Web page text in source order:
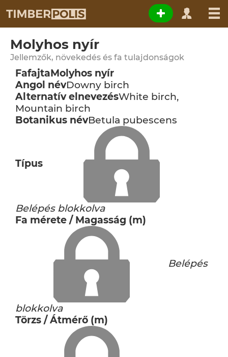
Molyhos nyír
Jellemzők, növekedés és fa tulajdonságok
FafajtaMolyhos nyír
Angol névDowny birch
Alternatív elnevezésWhite birch,
Mountain birch
Botanikus névBetula pubescens
Típus
Belépés blokkolva
Fa mérete / Magasság (m)
Belépés
blokkolva
Törzs / Átmérő (m)